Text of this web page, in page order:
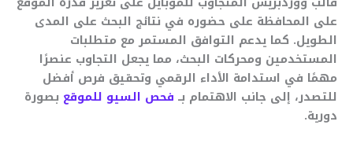
على المحافظة على حضوره في نتائج البحث على المدى
الطويل. كما يدعم التوافق المستمر مع متطلبات
المستخدمين ومحركات البحث، مما يجعل التجاوب عنصرًا
مهمًا في استدامة الأداء الرقمي وتحقيق فرص أفضل
للتصدر، إلى جانب الاهتمام بــ فحص السيو للموقع بصورة
دورية.